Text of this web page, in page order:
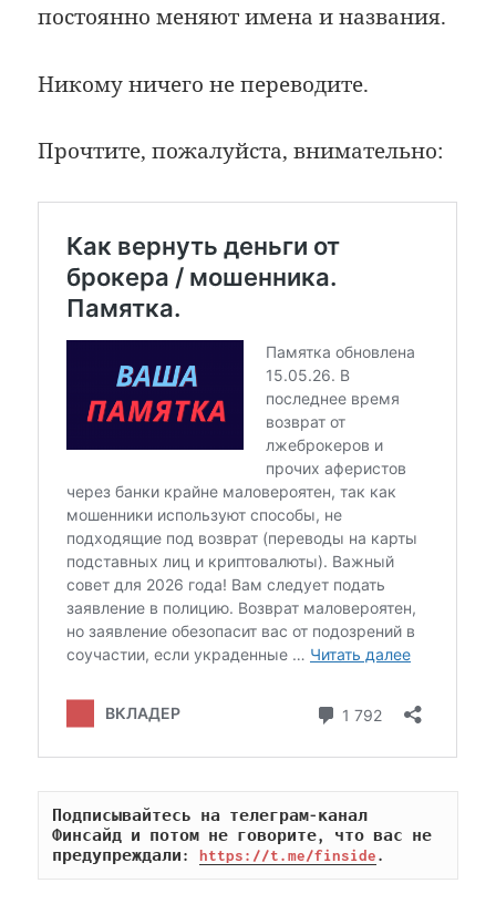
постоянно меняют имена и названия.
Никому ничего не переводите.
Прочтите, пожалуйста, внимательно:
Подписывайтесь на телеграм-канал
Финсайд и потом не говорите, что вас не
предупреждали: https://t.me/finside.